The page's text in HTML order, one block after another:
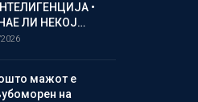
•
ЛИ НЕКОЈ…
мажот е
на